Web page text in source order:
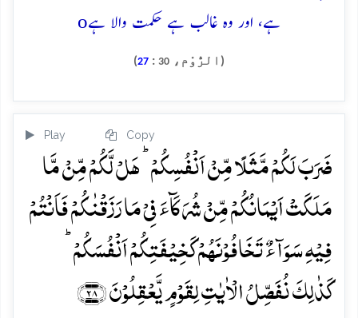
ہے، اور وہ غالب ہے حکمت والا ہےo
(الرُّوْم، 30
:
27
)
Play Copy
ضَرَبَ لَکُمۡ مَّثَلًا مِّنۡ اَنۡفُسِکُمۡ ؕ ہَلۡ لَّکُمۡ مِّنۡ مَّا
مَلَکَتۡ اَیۡمَانُکُمۡ مِّنۡ شُرَکَآءَ فِیۡ مَا رَزَقۡنٰکُمۡ فَاَنۡتُمۡ
فِیۡہِ سَوَآءٌ تَخَافُوۡنَہُمۡ کَخِیۡفَتِکُمۡ اَنۡفُسَکُمۡ ؕ
کَذٰلِکَ نُفَصِّلُ الۡاٰیٰتِ لِقَوۡمٍ یَّعۡقِلُوۡنَ ﴿۲۸﴾